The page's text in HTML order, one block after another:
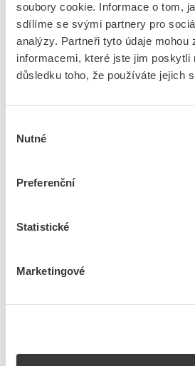
soubory cookie. Informace o tom,
sdílíme se svými partnery pro
analýzy. Partneři tyto údaje mohou
informacemi, které jste jim poskytli
důsledku toho, že používáte jejich
souhlasu
Nutné
Preferenční
Statistické
Marketingové
Cena s DPH
Přidat k porovnání
2 ks
5dní 23 ks
NG TOOL Nůž NO
Cena s DPH
ks